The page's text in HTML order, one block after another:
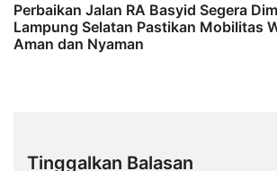
Perbaikan Jalan RA Basyid Segera
Lampung Selatan Pastikan Mobilitas
Aman dan Nyaman
Tinggalkan Balasan